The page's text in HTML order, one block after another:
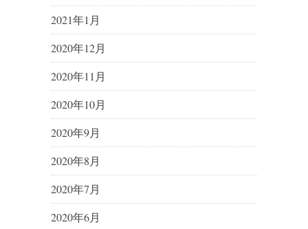
2021年1月
2020年12月
2020年11月
2020年10月
2020年9月
2020年8月
2020年7月
2020年6月